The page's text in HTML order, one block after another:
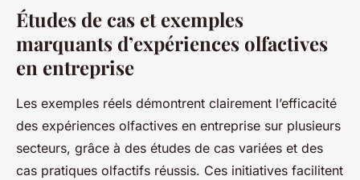
Études de cas et exemples
marquants d’expériences olfactives
en entreprise
Les exemples réels démontrent clairement l’efficacité
des expériences olfactives en entreprise sur plusieurs
secteurs, grâce à des études de cas variées et des
cas pratiques olfactifs réussis. Ces initiatives facilitent